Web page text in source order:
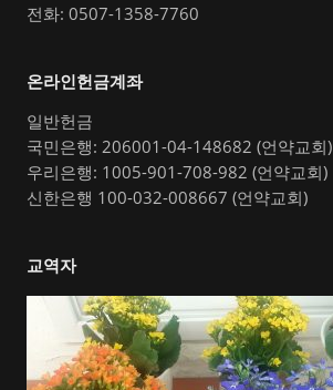
전화: 0507-1358-7760
온라인헌금계좌
일반헌금
국민은행: 206001-04-148682 (언약교회)
우리은행: 1005-901-708-982 (언약교회)
신한은행 100-032-008667 (언약교회)
교역자